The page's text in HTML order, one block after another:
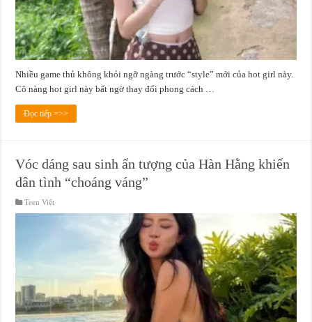
Nhiều game thủ không khỏi ngỡ ngàng trước “style” mới của hot girl này.
Cô nàng hot girl này bất ngờ thay đổi phong cách …
Đọc tiếp =>>
Vóc dáng sau sinh ấn tượng của Hàn Hằng khiến
dân tình “choáng váng”
Teen Việt